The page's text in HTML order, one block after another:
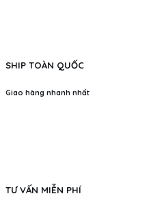
SHIP TOÀN QUỐC
Giao hàng nhanh nhất
TƯ VẤN MIỄN PHÍ